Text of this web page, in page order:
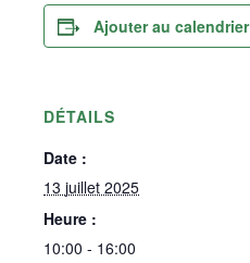
Ajouter au calendrier
DÉTAILS
Date :
13 juillet 2025
Heure :
10:00 - 16:00